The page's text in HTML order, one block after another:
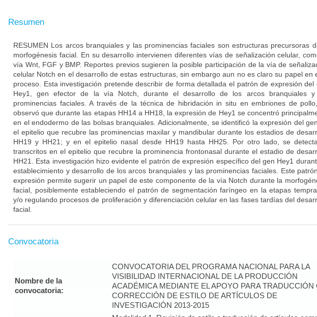
Resumen
RESUMEN Los arcos branquiales y las prominencias faciales son estructuras precursoras
morfogénesis facial. En su desarrollo intervienen diferentes vías de señalización celular,
vía Wnt, FGF y BMP. Reportes previos sugieren la posible participación de la vía de
celular Notch en el desarrollo de estas estructuras, sin embargo aun no es claro su papel en
proceso. Esta investigación pretende describir de forma detallada el patrón de expresión del
Hey1, gen efector de la vía Notch, durante el desarrollo de los arcos branquiales
prominencias faciales. A través de la técnica de hibridación in situ en embriones de
observó que durante las etapas HH14 a HH18, la expresión de Hey1 se concentró
en el endodermo de las bolsas branquiales. Adicionalmente, se identificó la expresión del
el epitelio que recubre las prominencias maxilar y mandibular durante los estadios de
HH19 y HH21; y en el epitelio nasal desde HH19 hasta HH25. Por otro lado, se
transcritos en el epitelio que recubre la prominencia frontonasal durante el estadio de
HH21. Esta investigación hizo evidente el patrón de expresión específico del gen Hey1
establecimiento y desarrollo de los arcos branquiales y las prominencias faciales. Este
expresión permite sugerir un papel de este componente de la vía Notch durante la
facial, posiblemente estableciendo el patrón de segmentación faríngeo en la etapas
y/o regulando procesos de proliferación y diferenciación celular en las fases tardías del
facial.
Convocatoria
Nombre de la
convocatoria:
CONVOCATORIA DEL PROGRAMA NACIONAL PARA LA
VISIBILIDAD INTERNACIONAL DE LA PRODUCCIÓN
ACADÉMICA MEDIANTE EL APOYO PARA TRADUCCIÓN
CORRECCIÓN DE ESTILO DE ARTÍCULOS DE
INVESTIGACIÓN 2013-2015